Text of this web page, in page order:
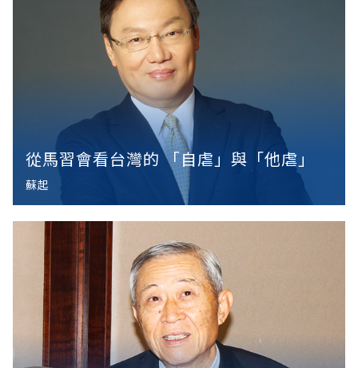
從馬習會看台灣的 「自虐」與「他虐」
蘇起